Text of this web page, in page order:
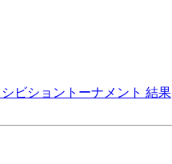
ビショントーナメント 結果